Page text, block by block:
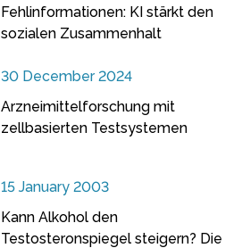
Fehlinformationen: KI stärkt den
sozialen Zusammenhalt
30 December 2024
Arzneimittelforschung mit
zellbasierten Testsystemen
15 January 2003
Kann Alkohol den
Testosteronspiegel steigern? Die